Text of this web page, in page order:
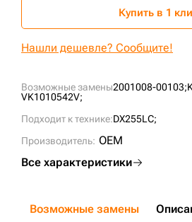
Возможные замены2001008-00103;
VK1010542V;
Подходит к технике:DX255LC;
Производитель: OEM
Все характеристики
Купить в 1
Нашли дешевле? Сообщите!
Возможные замены